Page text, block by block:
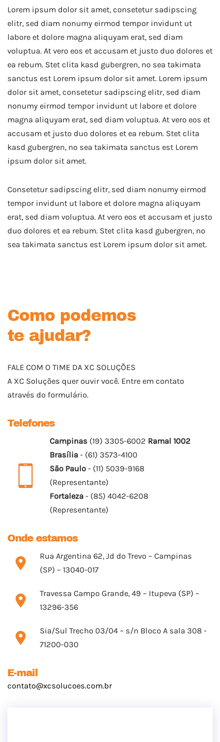
Lorem ipsum dolor sit amet, consetetur sadipscing
elitr, sed diam nonumy eirmod tempor invidunt ut
labore et dolore magna aliquyam erat, sed diam
voluptua. At vero eos et accusam et justo duo dolores et
ea rebum. Stet clita kasd gubergren, no sea takimata
sanctus est Lorem ipsum dolor sit amet. Lorem ipsum
dolor sit amet, consetetur sadipscing elitr, sed diam
nonumy eirmod tempor invidunt ut labore et dolore
magna aliquyam erat, sed diam voluptua. At vero eos et
accusam et justo duo dolores et ea rebum. Stet clita
kasd gubergren, no sea takimata sanctus est Lorem
ipsum dolor sit amet.
Consetetur sadipscing elitr, sed diam nonumy eirmod
tempor invidunt ut labore et dolore magna aliquyam
erat, sed diam voluptua. At vero eos et accusam et justo
duo dolores et ea rebum. Stet clita kasd gubergren, no
sea takimata sanctus est Lorem ipsum dolor sit amet.
Como podemos
te ajudar?
FALE COM O TIME DA XC SOLUÇÕES
A XC Soluções quer ouvir você. Entre em contato
através do formulário.
Telefones
Campinas (19) 3305-6002 Ramal 1002
Brasília - (61) 3573-4100
São Paulo - (11) 5039-9168
(Representante)
Fortaleza - (85) 4042-6208
(Representante)
Onde estamos
Rua Argentina 62, Jd do Trevo – Campinas
(SP) – 13040-017
Travessa Campo Grande, 49 – Itupeva (SP) –
13296-356
Sia/Sul Trecho 03/04 – s/n Bloco A sala 308 -
71200-030
E-mail
contato@xcsolucoes.com.br